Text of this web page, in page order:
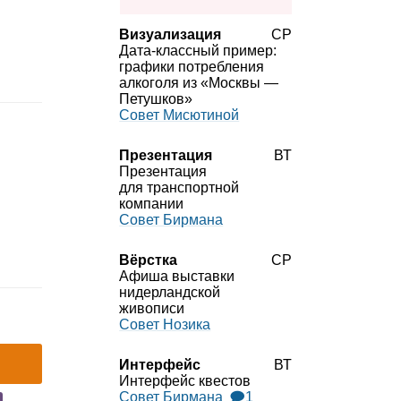
Визуализация
Дата‑классный пример:
графики потребления
алкоголя из «Москвы —
Петушков»
Совет Мисютиной
СР
Презентация
Презентация
для транспортной
компании
Совет Бирмана
ВТ
Вёрстка
Афиша выставки
нидерландской
живописи
Совет Нозика
СР
Интерфейс
Интерфейс квестов
Совет Бирмана 🗩1
ВТ